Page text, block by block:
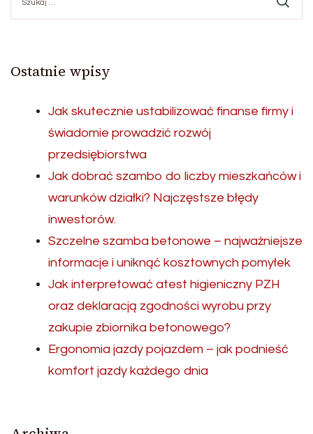
Ostatnie wpisy
Jak skutecznie ustabilizować finanse firmy i
świadomie prowadzić rozwój
przedsiębiorstwa
Jak dobrać szambo do liczby mieszkańców i
warunków działki? Najczęstsze błędy
inwestorów.
Szczelne szamba betonowe – najważniejsze
informacje i uniknąć kosztownych pomyłek
Jak interpretować atest higieniczny PZH
oraz deklaracją zgodności wyrobu przy
zakupie zbiornika betonowego?
Ergonomia jazdy pojazdem – jak podnieść
komfort jazdy każdego dnia